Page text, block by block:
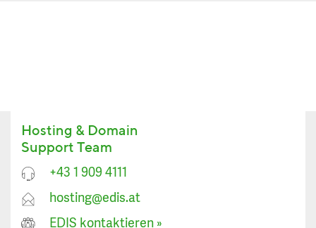
Hosting & Domain
Support Team
+43 1 909 4111
hosting@edis.at
EDIS kontaktieren »